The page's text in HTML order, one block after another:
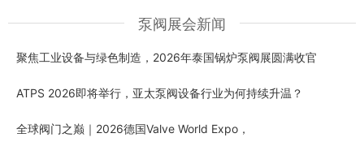
泵阀展会新闻
聚焦工业设备与绿色制造，2026年泰国锅炉泵阀展圆满收官
ATPS 2026即将举行，亚太泵阀设备行业为何持续升温？
全球阀门之巅｜2026德国Valve World Expo，